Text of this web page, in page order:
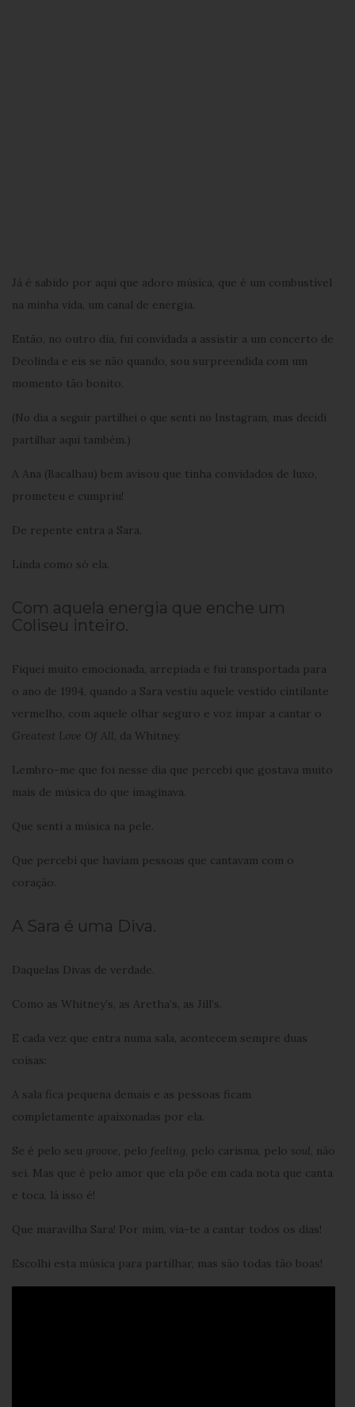
Já é sabido por aqui que adoro música, que é um combustível
na minha vida, um canal de energia.
Então, no outro dia, fui convidada a assistir a um concerto de
Deolinda e eis se não quando, sou surpreendida com um
momento tão bonito.
(No dia a seguir partilhei o que senti no Instagram, mas decidi
partilhar aqui também.)
A Ana (Bacalhau) bem avisou que tinha convidados de luxo,
prometeu e cumpriu!
De repente entra a Sara.
Linda como só ela.
Com aquela energia que enche um
Coliseu inteiro.
Fiquei muito emocionada, arrepiada e fui transportada para
o ano de 1994, quando a Sara vestiu aquele vestido cintilante
vermelho, com aquele olhar seguro e voz impar a cantar o
Greatest Love Of All, da Whitney.
Lembro-me que foi nesse dia que percebi que gostava muito
mais de música do que imaginava.
Que senti a música na pele.
Que percebi que haviam pessoas que cantavam com o
coração.
A Sara é uma Diva.
Daquelas Divas de verdade.
Como as Whitney’s, as Aretha’s, as Jill’s.
E cada vez que entra numa sala, acontecem sempre duas
coisas:
A sala fica pequena demais e as pessoas ficam
completamente apaixonadas por ela.
Se é pelo seu groove, pelo feeling, pelo carisma, pelo soul, não
sei. Mas que é pelo amor que ela põe em cada nota que canta
e toca, lá isso é!
Que maravilha Sara! Por mim, via-te a cantar todos os dias!
Escolhi esta música para partilhar, mas são todas tão boas!